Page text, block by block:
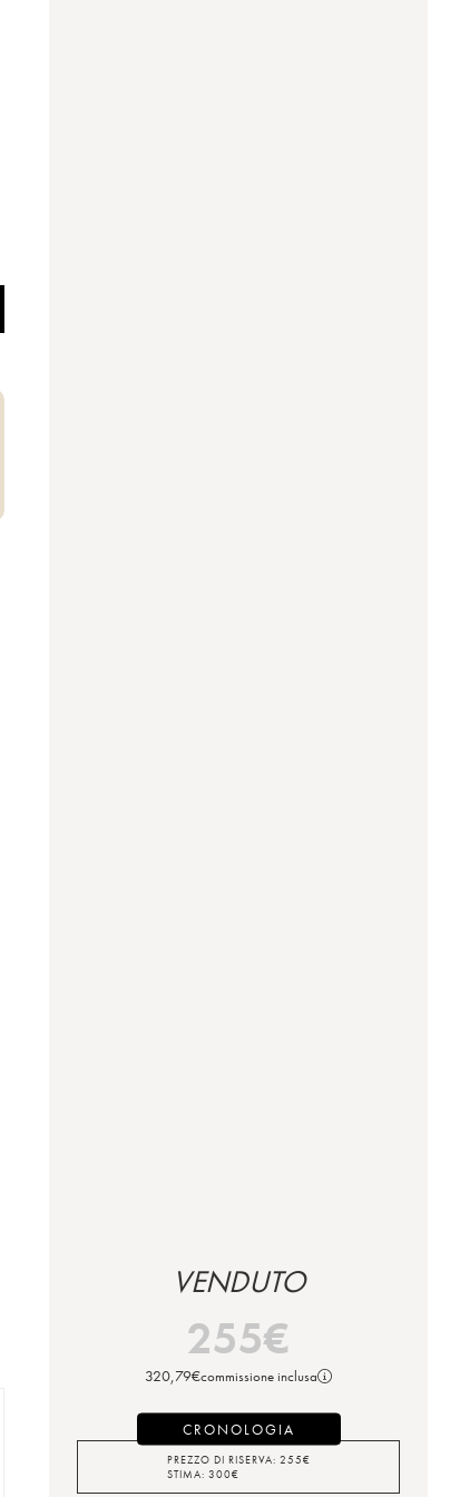
VENDUTO
255€
320,79€commissione inclusa
CRONOLOGIA
PREZZO DI RISERVA: 255€
STIMA: 300€